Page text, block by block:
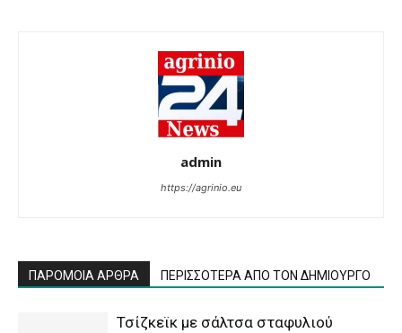
admin
https://agrinio.eu
ΠΑΡΟΜΟΙΑ ΑΡΘΡΑ ΠΕΡΙΣΣΟΤΕΡΑ ΑΠΟ ΤΟΝ ΔΗΜΙΟΥΡΓΟ
Τσίζκεϊκ με σάλτσα σταφυλιού